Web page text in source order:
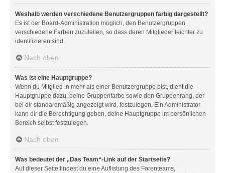
Weshalb werden verschiedene Benutzergruppen farbig dargestellt?
Es ist der Board-Administration möglich, den Benutzergruppen
verschiedene Farben zuzuteilen, so dass deren Mitglieder leichter zu
identifizieren sind.
Nach oben
Was ist eine Hauptgruppe?
Wenn du Mitglied in mehr als einer Benutzergruppe bist, dient die
Hauptgruppe dazu, deine Gruppenfarbe sowie den Gruppenrang, der
bei dir standardmäßig angezeigt wird, festzulegen. Ein Administrator
kann dir die Berechtigung geben, deine Hauptgruppe im persönlichen
Bereich selbst festzulegen.
Nach oben
Was bedeutet der „Das Team“-Link auf der Startseite?
Auf dieser Seite findest du eine Auflistung des Forenteams,